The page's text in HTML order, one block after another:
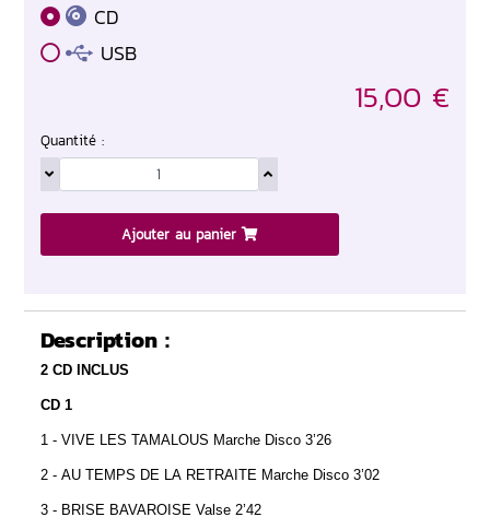
CD
USB
15,00 €
Quantité :
Ajouter au panier
Description :
2 CD INCLUS
CD 1
1 - VIVE LES TAMALOUS Marche Disco 3’26
2 - AU TEMPS DE LA RETRAITE Marche Disco 3’02
3 - BRISE BAVAROISE Valse 2’42